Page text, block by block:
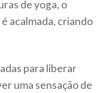
de yoga, o
acalmada, criando
para liberar
uma sensação de